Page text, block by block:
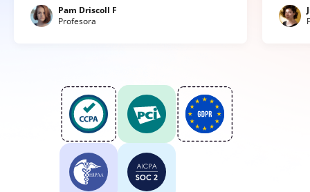
Pam Driscoll F
Profesora